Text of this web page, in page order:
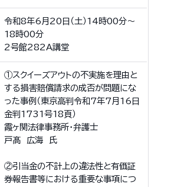
令和8年6月20日（土）14時00分〜
18時00分
2号館282A講堂
①スクイーズアウトの不実施を理由と
する損害賠償請求の成否が問題にな
った事例（東京高判令和7年7月16日
金判1731号18頁）
霞ヶ関法律事務所・弁護士
戸髙 広海 氏
②引当金の不計上の違法性と有価証
券報告書等における重要な事項につ